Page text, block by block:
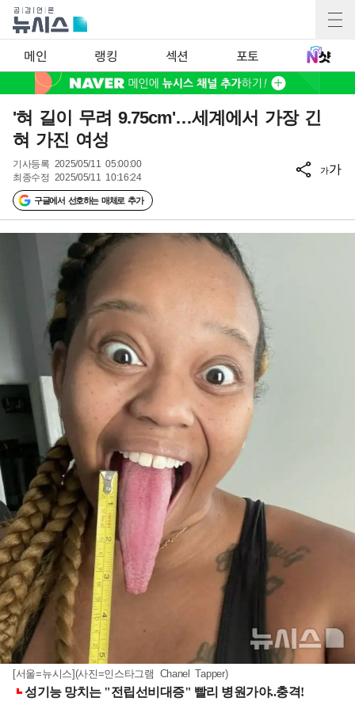
메인 랭킹 섹션 포토
'혀 길이 무려 9.75cm'…세계에서 가장 긴
혀 가진 여성
기사등록 2025/05/11 05:00:00
최종수정 2025/05/11 10:16:24
구글에서 선호하는 매체로 추가
가가
[서울=뉴시스](사진=인스타그램 Chanel Tapper)